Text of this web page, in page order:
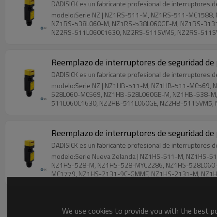
DADISICK es un fabricante profesional de interruptores
modelo:Serie NZ | NZ1RS-511-M, NZ1RS-511-
NZ1RS-538L060-M, NZ1RS-538L060GE-M, NZ1RS-
NZ2RS-511L060C1630, NZ2RS-511SVM5, NZ2RS-
NZ2RS-3131, NZ2RS-3131-9C-GMMF, NZ2RS-2131,
538L060-M, NZ1WO-3131-M, NZ1WO-2131-M,
528L060, NZ2WO-528SVM5, NZ2WO-538L060,
Reemplazo de interruptores de seguridad
DADISICK es un fabricante profesional de interruptores
modelo:Serie NZ | NZ1HB-511-M, NZ1HB-511-
528L060-MC569, NZ1HB-528L060GE-M, NZ1HB-538-
511L060C1630, NZ2HB-511L060GE, NZ2HB-
Reemplazo de interruptores de seguridad
DADISICK es un fabricante profesional de interruptores
modelo:Serie Nueva Zelanda | NZ1HS-511-M, NZ1HS-
NZ1HS-528-M, NZ1HS-528-MYC2286, NZ1HS-
MC1779, NZ1HS-2131-9C-GMMF, NZ1HS-2131-M,
3131-10C-FW, NZ2HS-3131-9C-GMMF, NZ2HS-2131,
We use cookies to provide you with the best